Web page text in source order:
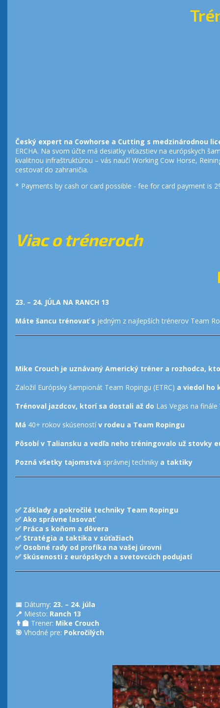
Český expert na Cowhorse a Cutting s medzinárodnou
ERCHA. Na svom účte má desiatky víťazstiev na európskych
kvalitnou infraštruktúrou – vás naučí Working Cow Horse,
cestovať do zahraničia.
* Payments by cash or card possible - fee for card payment is
Viac o tréneroch
23. – 24. JÚLA NA RANCH 13
Máte šancu trénovať s jedným z najlepších trénerov Team
Mike Crouch je uznávaný Americký tréner a rozhodca,
Založil Európsky šampionát Team Ropingu (ETRC) a viedol ho
Trénoval jazdcov, ktorí sa dostali až do Las Vegas na finále
Má 40+ rokov skúsenostív rodeu a Team Ropingu
Pôsobí v Taliansku a vedľa neho tréningovalo už stovky
Pozná všetky tajomstvá správnej techniky a taktiky
✅ Základy a pokročilé techniky Team Ropingu
✅ Ako správne lasovať
✅ Práca s koňom a dôvera
✅ Stratégia a taktika v súťažiach
✅ Osobné rady od profíka na vašej úrovni
✅ Skúsenosti z európskych a svetovcúch podujatí
📅 Dátumy: 23. – 24. júla
📍 Miesto: Ranch 13
👨 Trener: Mike Crouch
🎯 Vhodné pre: Pokročilých